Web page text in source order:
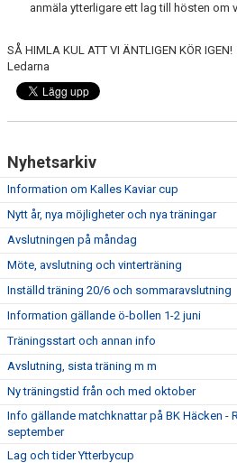
anmäla ytterligare ett lag till hösten om
SÅ HIMLA KUL ATT VI ÄNTLIGEN KÖR IGEN!
Ledarna
Nyhetsarkiv
Information om Kalles Kaviar cup
Nytt år, nya möjligheter och nya träningar
Avslutningen på måndag
Möte, avslutning och vinterträning
Inställd träning 20/6 och sommaravslutning
Information gällande ö-bollen 1-2 juni
Träningsstart och annan info
Avslutning, sista träning m m
Ny träningstid från och med oktober
Info gällande matchknattar på BK Häcken -
september
Lag och tider Ytterbycup